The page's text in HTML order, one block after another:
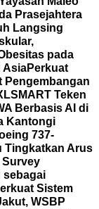
Prasejahtera
Langsing
pada
AsiaPerkuat
Pengembangan
Teken
Berbasis AI di
Kantongi
737-
Tingkatkan Arus
Survey
sebagai
Sistem
WSBP